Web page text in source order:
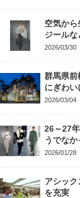
空気か
ジール
2026/03/30
群馬県
にぎわい
2026/03/04
26～27
うでな
2026/01/28
アシッ
を充実